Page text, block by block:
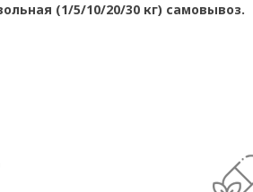
(1/5/10/20/30 кг) самовывоз.